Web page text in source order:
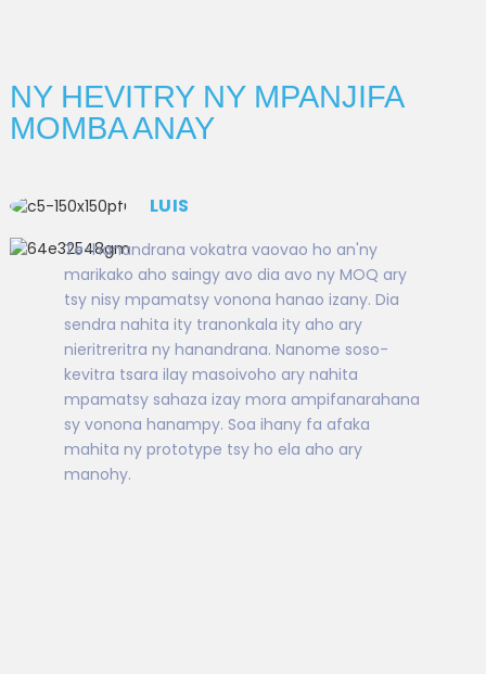
NY HEVITRY NY MPANJIFA
MOMBA ANAY
LUIS
Te-hanandrana vokatra vaovao ho an'ny
marikako aho saingy avo dia avo ny MOQ ary
tsy nisy mpamatsy vonona hanao izany. Dia
sendra nahita ity tranonkala ity aho ary
nieritreritra ny hanandrana. Nanome soso-
kevitra tsara ilay masoivoho ary nahita
mpamatsy sahaza izay mora ampifanarahana
sy vonona hanampy. Soa ihany fa afaka
mahita ny prototype tsy ho ela aho ary
manohy.